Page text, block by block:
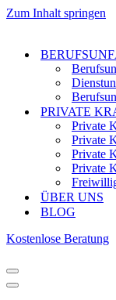
Zum Inhalt springen
PRIVATE
Private
Private
Private
Private
ÜBER UNS
BLOG
Kostenlose Beratung
Navigationsmenü
Navigationsmenü